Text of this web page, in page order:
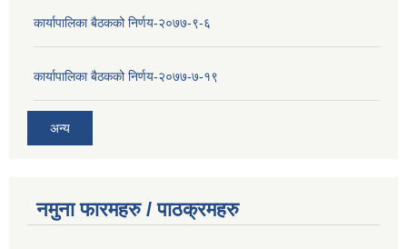
कार्यापालिका बैठकको निर्णय-२०७७-९-६
कार्यापालिका बैठकको निर्णय-२०७७-७-१९
अन्य
नमुना फारमहरु / पाठक्रमहरु